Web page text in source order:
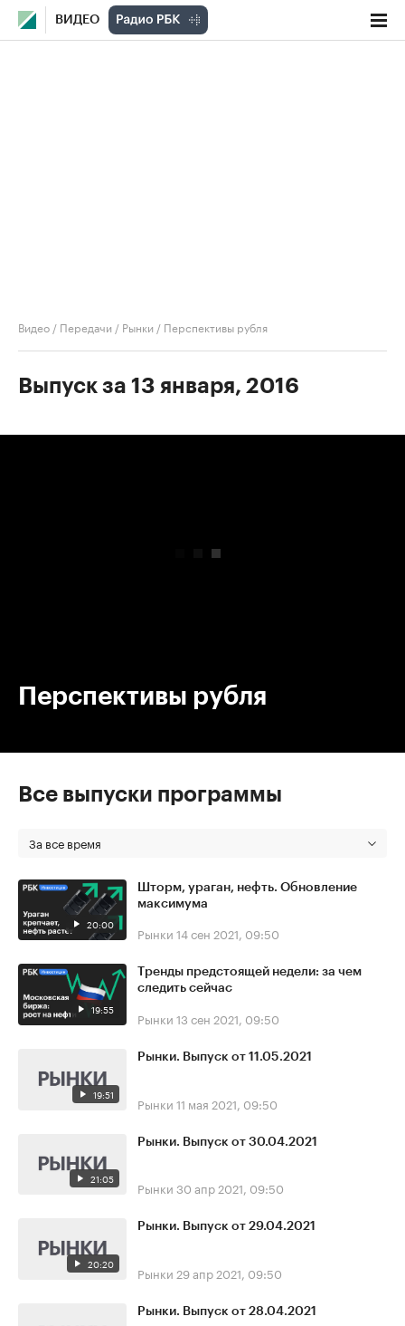
ВИДЕО
Видео / Передачи / Рынки / Перспективы рубля
Выпуск за 13 января, 2016
Перспективы рубля
Все выпуски программы
За все время
20:00
Шторм, ураган, нефть. Обновление
максимума
Рынки 14 сен 2021, 09:50
19:55
Тренды предстоящей недели: за чем
следить сейчас
Рынки 13 сен 2021, 09:50
19:51
Рынки. Выпуск от 11.05.2021
Рынки 11 мая 2021, 09:50
21:05
Рынки. Выпуск от 30.04.2021
Рынки 30 апр 2021, 09:50
20:20
Рынки. Выпуск от 29.04.2021
Рынки 29 апр 2021, 09:50
Рынки. Выпуск от 28.04.2021